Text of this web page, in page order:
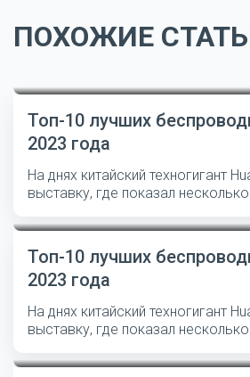
ПОХОЖИЕ
Топ-10 лучших
2023 года
На днях китайский техногигант
выставку, где показал
Топ-10 лучших
2023 года
На днях китайский техногигант
выставку, где показал